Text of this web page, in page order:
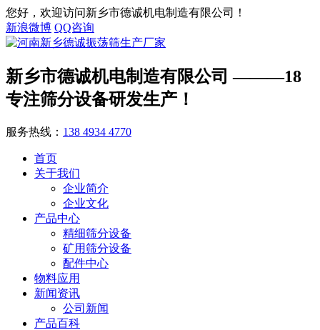
您好，欢迎访问新乡市德诚机电制造有限公司！
新浪微博 QQ咨询
新乡市德诚机电制造有限公司 ———18
专注筛分设备研发生产！
服务热线： 138 4934 4770
首页
关于我们
企业简介
企业文化
产品中心
精细筛分设备
矿用筛分设备
配件中心
物料应用
新闻资讯
公司新闻
产品百科